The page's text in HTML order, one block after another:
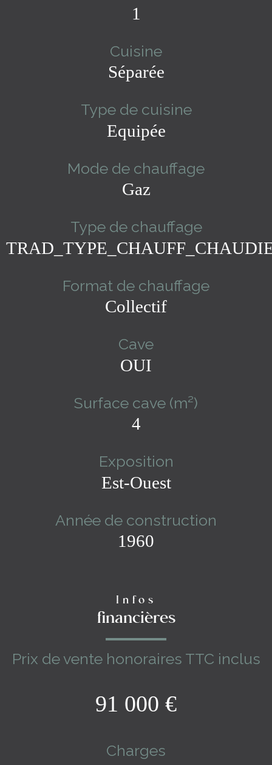
1
Cuisine
Séparée
Type de cuisine
Equipée
Mode de chauffage
Gaz
Type de chauffage
Format de chauffage
Collectif
Cave
OUI
Surface cave (m²)
4
Exposition
Est-Ouest
Année de construction
1960
Infos
financières
Prix de vente honoraires TTC inclus
91 000 €
Charges